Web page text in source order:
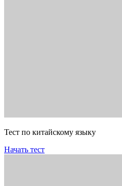
Тест по китайскому языку
Начать тест